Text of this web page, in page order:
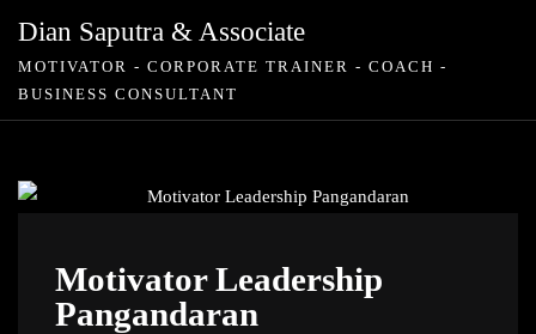
Dian Saputra & Associate
MOTIVATOR - CORPORATE TRAINER - COACH -
BUSINESS CONSULTANT
Motivator Leadership
Pangandaran